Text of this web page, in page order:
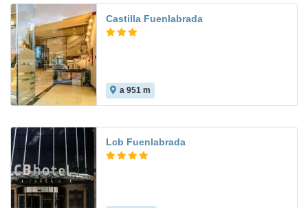
Castilla Fuenlabrada
a 951 m
Lcb Fuenlabrada